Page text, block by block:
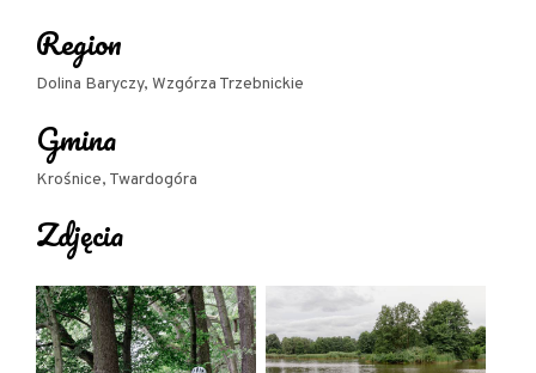
Region
Dolina Baryczy, Wzgórza Trzebnickie
Gmina
Krośnice, Twardogóra
Zdjęcia